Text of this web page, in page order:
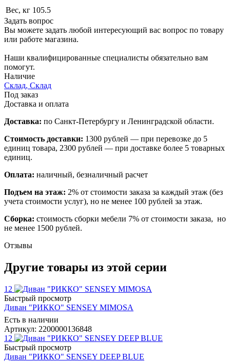
Вес, кг 105.5
Задать вопрос
Вы можете задать любой интересующий вас вопрос по товару
или работе магазина.
Наши квалифицированные специалисты обязательно вам
помогут.
Наличие
Склад, Склад
Под заказ
Доставка и оплата
Доставка: по Санкт-Петербургу и Ленинградской области.
Стоимость доставки: 1300 рублей — при перевозке до 5
единиц товара, 2300 рублей — при доставке более 5 товарных
единиц.
Оплата: наличный, безналичный расчет
Подъем на этаж: 2% от стоимости заказа за каждый этаж (без
учета стоимости услуг), но не менее 100 рублей за этаж.
Сборка: стоимость сборки мебели 7% от стоимости заказа, но
не менее 1500 рублей.
Отзывы
Другие товары из этой серии
12
Быстрый просмотр
Диван "РИККО" SENSEY MIMOSA
Есть в наличии
Артикул: 2200000136848
12
Быстрый просмотр
Диван "РИККО" SENSEY DEEP BLUE